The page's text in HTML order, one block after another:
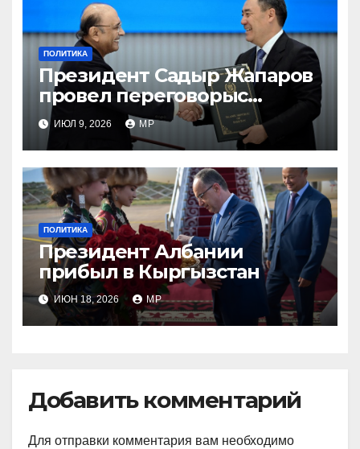
ПОЛИТИКА
Президент Садыр Жапаров
провел переговорыс
лидером Пакистана
ИЮЛ 9, 2026 MP
ПОЛИТИКА
Президент Албании
прибыл в Кыргызстан
ИЮН 18, 2026 MP
Добавить комментарий
Для отправки комментария вам необходимо